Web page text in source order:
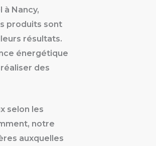
à Nancy,
produits sont
résultats.
énergétique
des
selon les
notre
auxquelles